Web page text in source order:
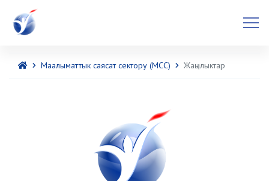
Маалыматтык саясат сектору (МСС) Жаңылыктар